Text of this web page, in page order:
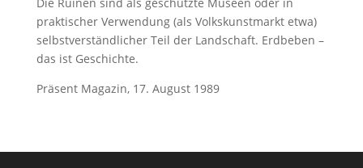
praktischer Verwendung (als Volkskunstmarkt etwa)
selbstverständlicher Teil der Landschaft. Erdbeben –
das ist Geschichte.
Präsent Magazin, 17. August 1989